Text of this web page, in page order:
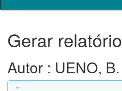
Gerar relatório
Autor : UENO, B.